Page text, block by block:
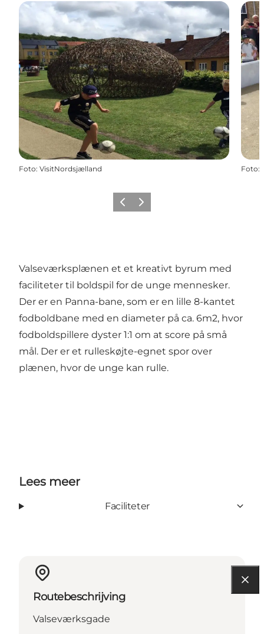
Foto: VisitNordsjælland Foto:
Vorige Volgende
Valseværksplænen et et kreativt byrum med
faciliteter til boldspil for de unge mennesker.
Der er en Panna-bane, som er en lille 8-kantet
fodboldbane med en diameter på ca. 6m2, hvor
fodboldspillere dyster 1:1 om at score på små
mål. Der er et rulleskøjte-egnet spor over
plænen, hvor de unge kan rulle.
Lees meer
Faciliteter
Routebeschrijving
Valseværksgade